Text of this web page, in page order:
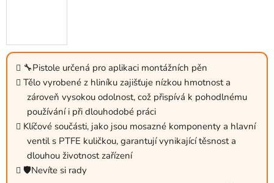
🔧Pistole určená pro aplikaci montážních pěn
Tělo vyrobené z hliníku zajišťuje nízkou hmotnost a
zároveň vysokou odolnost, což přispívá k pohodlnému
používání i při dlouhodobé práci
Klíčové součásti, jako jsou mosazné komponenty a hlavní
ventil s PTFE kuličkou, garantují vynikající těsnost a
dlouhou životnost zařízení
🛡️Nevíte si rady